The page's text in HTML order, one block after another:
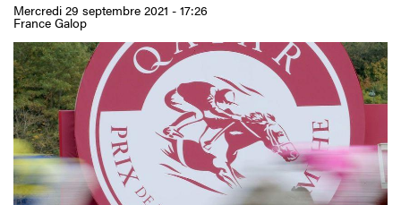
Mercredi 29 septembre 2021 - 17:26
France Galop